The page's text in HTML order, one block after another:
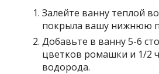
Залейте ванну теплой
покрыла вашу нижнюю
Добавьте в ванну 5-6
цветков ромашки и 1/2
водорода.